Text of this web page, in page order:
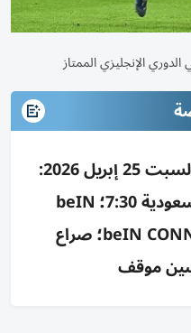
الإنجليزي الممتاز
مباراة أرسنال ونيوكاسل السبت 25 إبريل 2026:
الإمارات 8:30، مصر/السعودية 7:30؛ beIN
Sports 3 وTOD وbeIN CONNECT؛ صراع